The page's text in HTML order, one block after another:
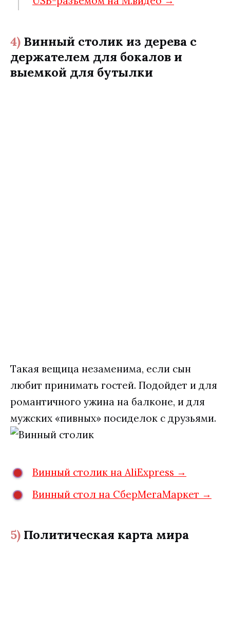
4) Винный столик из дерева с
держателем для бокалов и
выемкой для бутылки
Такая вещица незаменима, если сын
любит принимать гостей. Подойдет и для
романтичного ужина на балконе, и для
мужских «пивных» посиделок с друзьями.
Винный столик на AliExpress →
Винный стол на СберМегаМаркет →
5) Политическая карта мира